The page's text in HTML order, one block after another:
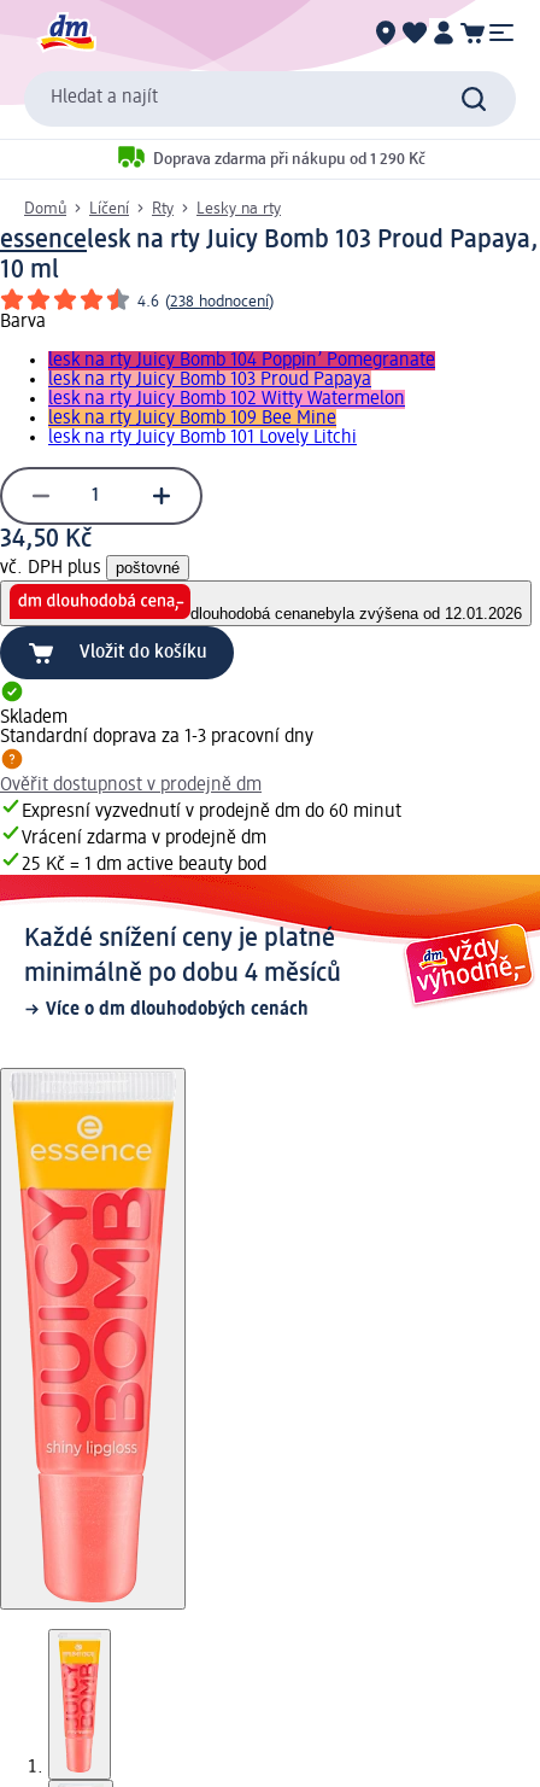
Hledat a najít
Doprava zdarma při nákupu od 1 290 Kč
Domů Líčení Rty Lesky na rty
essencelesk na rty Juicy Bomb 103 Proud Papaya,
10 ml
4.6 (238 hodnocení)
Barva
lesk na rty Juicy Bomb 104 Poppin’ Pomegranate
lesk na rty Juicy Bomb 103 Proud Papaya
lesk na rty Juicy Bomb 102 Witty Watermelon
lesk na rty Juicy Bomb 109 Bee Mine
lesk na rty Juicy Bomb 101 Lovely Litchi
34,50 Kč
vč. DPH plus poštovné
dlouhodobá cenanebyla zvýšena od 12.01.2026
Vložit do košíku
Skladem
Standardní doprava za 1-3 pracovní dny
Ověřit dostupnost v prodejně dm
Expresní vyzvednutí v prodejně dm do 60 minut
Vrácení zdarma v prodejně dm
25 Kč = 1 dm active beauty bod
Každé snížení ceny je platné
minimálně po dobu 4 měsíců
Více o dm dlouhodobých cenách